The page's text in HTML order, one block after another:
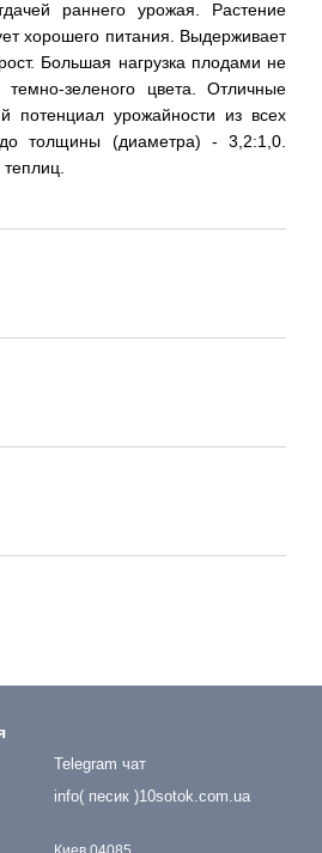
раннего урожая. Растение
хорошего питания. Выдерживает
Большая нагрузка плодами не
зеленого цвета. Отличные
потенциал урожайности из всех
толщины (диаметра) - 3,2:1,0.
Telegram чат
info( песик )10sotok.com.ua